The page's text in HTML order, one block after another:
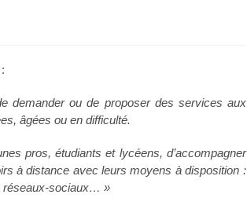
demander ou de proposer des services aux
âgées ou en difficulté.
pros, étudiants et lycéens, d’accompagner
à distance avec leurs moyens à disposition :
réseaux-sociaux… »